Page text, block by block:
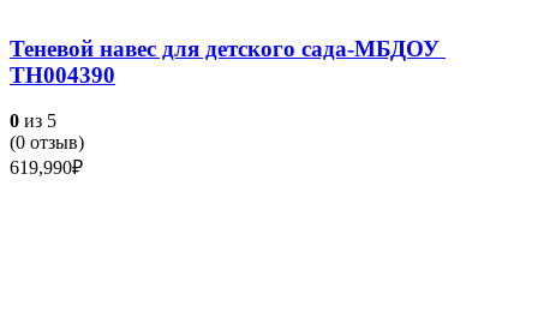
Теневой навес для детского сада-МБДОУ
ТН004390
0 из 5
(0 отзыв)
619,990₽